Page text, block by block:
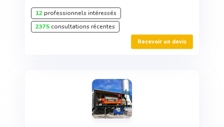
12professionnels intéressés
2375consultations récentes
Recevoir un devis